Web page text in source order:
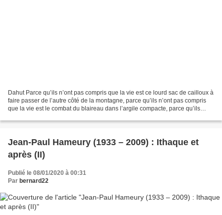
Dahut Parce qu’ils n’ont pas compris que la vie est ce lourd sac de cailloux à
faire passer de l’autre côté de la montagne, parce qu’ils n’ont pas compris
que la vie est le combat du blaireau dans l’argile compacte, parce qu’ils
Jean-Paul Hameury (1933 – 2009) : Ithaque et
après (II)
Publié le 08/01/2020 à 00:31
Par bernard22